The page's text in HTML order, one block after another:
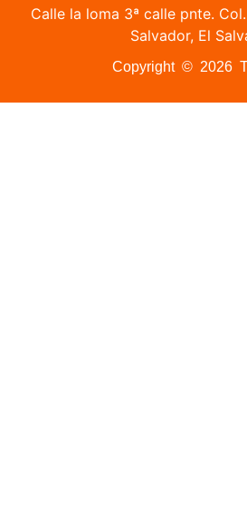
Calle la loma 3ª calle pnte.
Salvador, El
Copyright © 2026